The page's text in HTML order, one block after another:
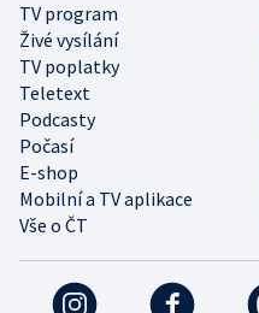
TV program
Živé vysílání
TV poplatky
Teletext
Podcasty
Počasí
E-shop
Mobilní a TV aplikace
Vše o ČT